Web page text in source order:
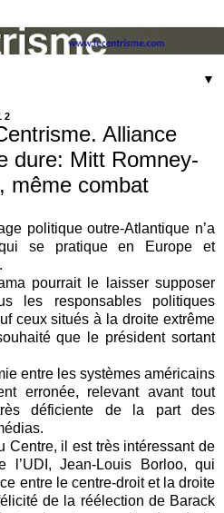
▼
Alliance
dure: Mitt Romney-
même combat
politique outre-Atlantique n’a
se pratique en Europe et
pourrait le laisser supposer
les responsables politiques
ceux situés à la droite extrême
que le président sortant
entre les systèmes américains
erronée, relevant avant tout
déficiente de la part des
Centre, il est très intéressant de
l’UDI, Jean-Louis Borloo, qui
entre le centre-droit et la droite
de la réélection de Barack